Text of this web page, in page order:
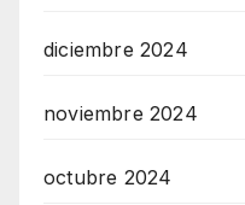
diciembre 2024
noviembre 2024
octubre 2024